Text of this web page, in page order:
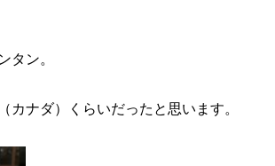
タン。
ナダ）くらいだったと思います。